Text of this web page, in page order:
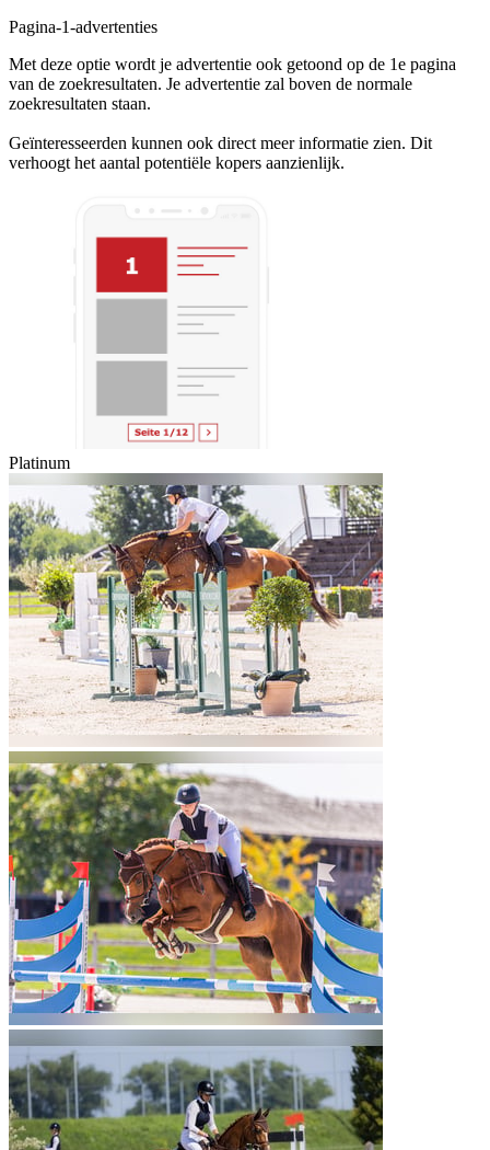
Pagina-1-advertenties
Met deze optie wordt je advertentie ook getoond op de 1e pagina
van de zoekresultaten. Je advertentie zal boven de normale
zoekresultaten staan.
Geïnteresseerden kunnen ook direct meer informatie zien. Dit
verhoogt het aantal potentiële kopers aanzienlijk.
Platinum